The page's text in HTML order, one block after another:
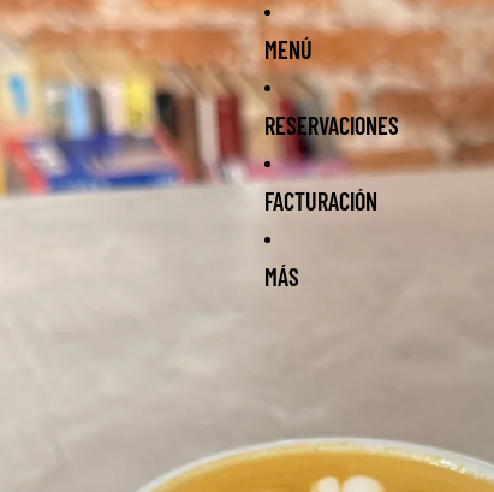
MENÚ
RESERVACIONES
FACTURACIÓN
MÁS